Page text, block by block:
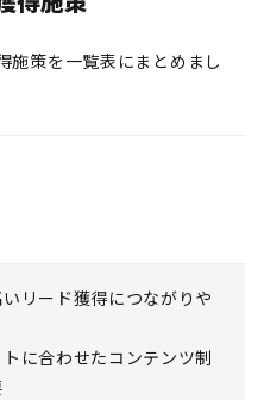
施策を一覧表にまとめまし
リード獲得につながりや
に合わせたコンテンツ制